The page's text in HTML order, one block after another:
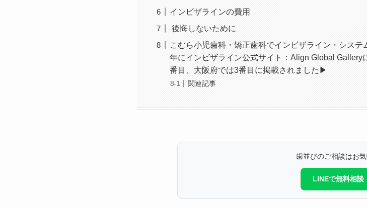
インビザラインの費用
後悔しないために
こむら小児歯科・矯正歯科でインビザライン・シス
年にインビザライン公式サイト：Align Global Gallery
番目、大阪府では3番目に掲載されました▶
関連記事
歯並びのご相談はお
LINEで無料相談